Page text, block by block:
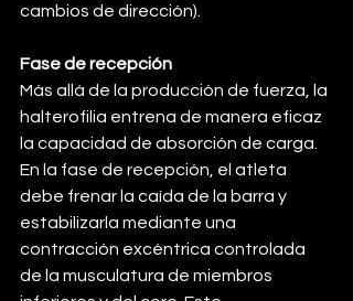
cambios de dirección).
Fase de recepción
Más allá de la producción de fuerza, la
halterofilia entrena de manera eficaz
la capacidad de absorción de carga.
En la fase de recepción, el atleta
debe frenar la caída de la barra y
estabilizarla mediante una
contracción excéntrica controlada
de la musculatura de miembros